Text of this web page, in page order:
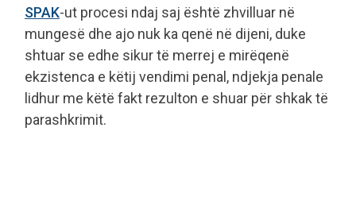
SPAK-ut procesi ndaj saj është zhvilluar në
mungesë dhe ajo nuk ka qenë në dijeni, duke
shtuar se edhe sikur të merrej e mirëqenë
ekzistenca e këtij vendimi penal, ndjekja penale
lidhur me këtë fakt rezulton e shuar për shkak të
parashkrimit.